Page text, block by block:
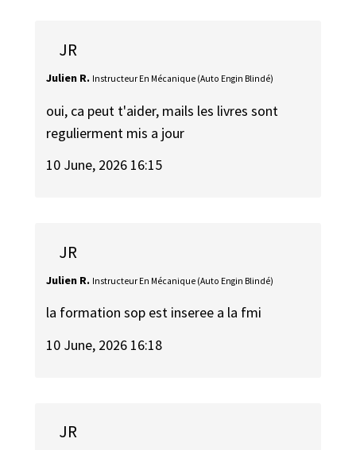
JR
Julien R. Instructeur En Mécanique (Auto Engin Blindé)
oui, ca peut t'aider, mails les livres sont
regulierment mis a jour
10 June, 2026 16:15
JR
Julien R. Instructeur En Mécanique (Auto Engin Blindé)
la formation sop est inseree a la fmi
10 June, 2026 16:18
JR